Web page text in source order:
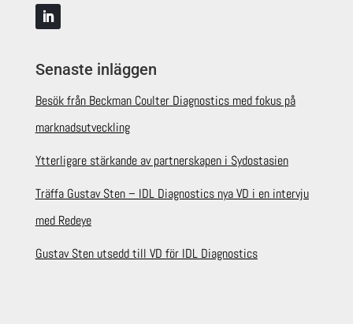
Senaste inläggen
Besök från Beckman Coulter Diagnostics med fokus på
marknadsutveckling
Ytterligare stärkande av partnerskapen i Sydostasien
Träffa Gustav Sten – IDL Diagnostics nya VD i en intervju
med Redeye
Gustav Sten utsedd till VD för IDL Diagnostics